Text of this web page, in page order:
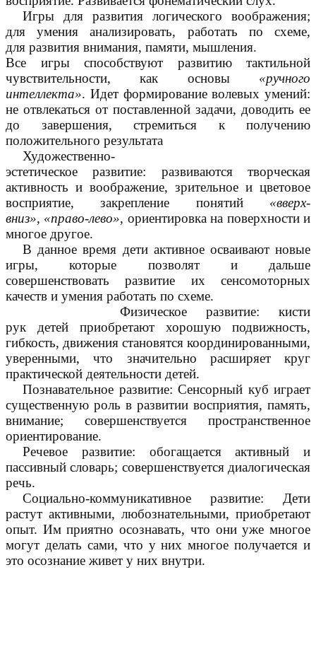
Игры для развития логического воображения;
для умения анализировать, работать по схеме,
для развития внимания, памяти, мышления.
Все игры способствуют развитию тактильной
чувствительности, как основы «ручного
интеллекта». Идет формирование волевых умений:
не отвлекаться от поставленной задачи, доводить ее
до завершения, стремиться к получению
положительного результата
Художественно-
эстетическое развитие: развиваются творческая
активность и воображение, зрительное и цветовое
восприятие, закрепление понятий «вверх-
вниз», «право-лево», ориентировка на поверхности и
многое другое.
В данное время дети активное осваивают новые
игры, которые позволят и дальше
совершенствовать развитие их сенсомоторных
качеств и умения работать по схеме.
Физическое развитие: кисти
рук детей приобретают хорошую подвижность,
гибкость, движения становятся координированными,
уверенными, что значительно расширяет круг
практической деятельности детей.
Познавательное развитие: Сенсорный куб играет
существенную роль в развитии восприятия, память,
внимание; совершенствуется пространственное
ориентирование.
Речевое развитие: обогащается активный и
пассивный словарь; совершенствуется диалогическая
речь.
Социально-коммуникативное развитие: Дети
растут активными, любознательными, приобретают
опыт. Им приятно осознавать, что они уже многое
могут делать сами, что у них многое получается и
это осознание живет у них внутри.